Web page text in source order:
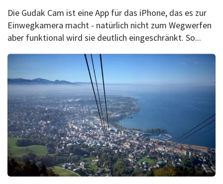
Die Gudak Cam ist eine App für das iPhone, das es zur
Einwegkamera macht - natürlich nicht zum Wegwerfen
aber funktional wird sie deutlich eingeschränkt. So...